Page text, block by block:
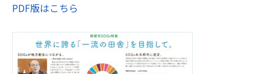
PDF版はこちら